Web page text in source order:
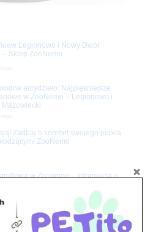
Legionowo i Nowy Dwór
– Sklep ZooNemo
arcydzieło: Najpiękniejsze
w ZooNemo – Legionowo i
Mazowiecki
Zadbaj o komfort swojego pupila
ZooNemo
w Zoonemo – Informacja o